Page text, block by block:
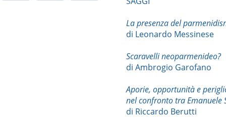
La presenza del
di Leonardo Messinese
Scaravelli neoparmenideo?
di Ambrogio Garofano
Aporie, opportunità e
nel confronto tra Emanuele
di Riccardo Berutti